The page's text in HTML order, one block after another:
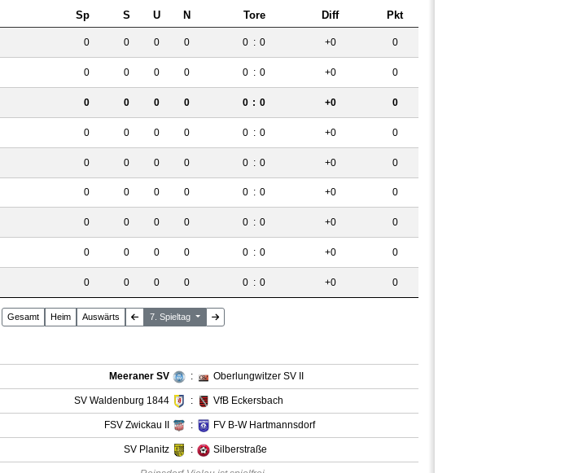
Sp S U N Tore Diff Pkt
0 0 0 0 0 : 0 +0 0
0 0 0 0 0 : 0 +0 0
0 0 0 0 0 : 0 +0 0
0 0 0 0 0 : 0 +0 0
0 0 0 0 0 : 0 +0 0
0 0 0 0 0 : 0 +0 0
0 0 0 0 0 : 0 +0 0
0 0 0 0 0 : 0 +0 0
0 0 0 0 0 : 0 +0 0
Gesamt Heim Auswärts 7. Spieltag
Meeraner SV : Oberlungwitzer SV II
SV Waldenburg 1844 : VfB Eckersbach
FSV Zwickau II : FV B-W Hartmannsdorf
SV Planitz : Silberstraße